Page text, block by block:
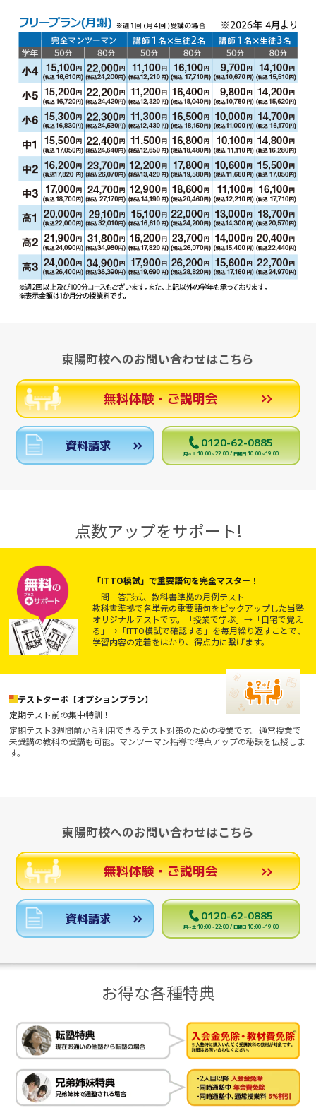
東陽町校へのお問い合わせはこちら
無料体験・ご説明会
資料請求 0120-62-0885
月～土 10:00～22:00 / 日曜日 10:00～19:00
点数アップをサポート!
「ITTO模試」で重要語句を完全マスター！
一問一答形式、教科書準拠の月例テスト
教科書準拠で各単元の重要語句をピックアップした当塾
オリジナルテストです。「授業で学ぶ」→「自宅で覚え
る」→「ITTO模試で確認する」を毎月繰り返すことで、
学習内容の定着をはかり、得点力に繋げます。
テストターボ【オプションプラン】
定期テスト前の集中特訓！
定期テスト3週間前から利用できるテスト対策のための授業です。通常授業で
未受講の教科の受講も可能。マンツーマン指導で得点アップの秘訣を伝授しま
す。
東陽町校へのお問い合わせはこちら
無料体験・ご説明会
資料請求 0120-62-0885
月～土 10:00～22:00 / 日曜日 10:00～19:00
お得な各種特典